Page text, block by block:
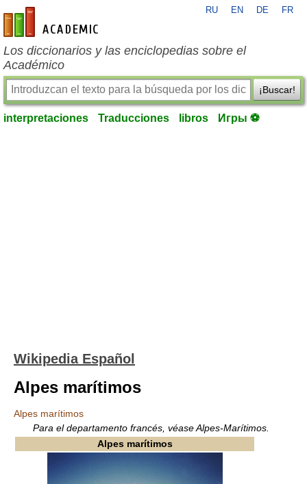
es-academic.com
RU EN DE FR
Los diccionarios y las enciclopedias sobre el
Académico
¡Buscar!
interpretaciones Traducciones libros Игры ⚽
Wikipedia Español
Alpes marítimos
Alpes marítimos
Para el departamento francés, véase Alpes-Marítimos.
Alpes marítimos